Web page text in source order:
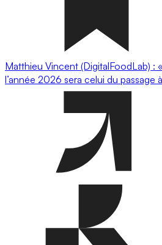
Matthieu Vincent (DigitalFoodLab) :
l’année 2026 sera celui du passage